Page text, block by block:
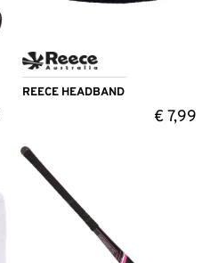
REECE HEADBAND
€7,99